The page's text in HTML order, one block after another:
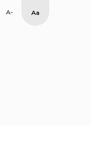
Set
Smaller
High